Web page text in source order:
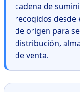
cadena de
recogidos desde
de origen para
distribución,
de venta.